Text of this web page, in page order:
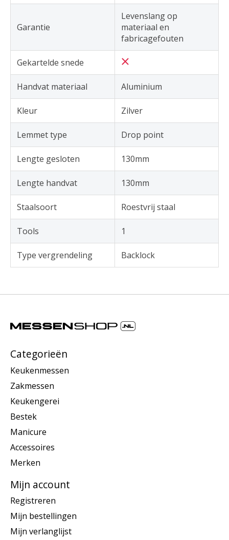
Garantie
Levenslang op
materiaal en
fabricagefouten
Gekartelde snede
Handvat materiaal Aluminium
Kleur Zilver
Lemmet type Drop point
Lengte gesloten 130mm
Lengte handvat 130mm
Staalsoort Roestvrij staal
Tools 1
Type vergrendeling Backlock
Categorieën
Keukenmessen
Zakmessen
Keukengerei
Bestek
Manicure
Accessoires
Merken
Mijn account
Registreren
Mijn bestellingen
Mijn verlanglijst